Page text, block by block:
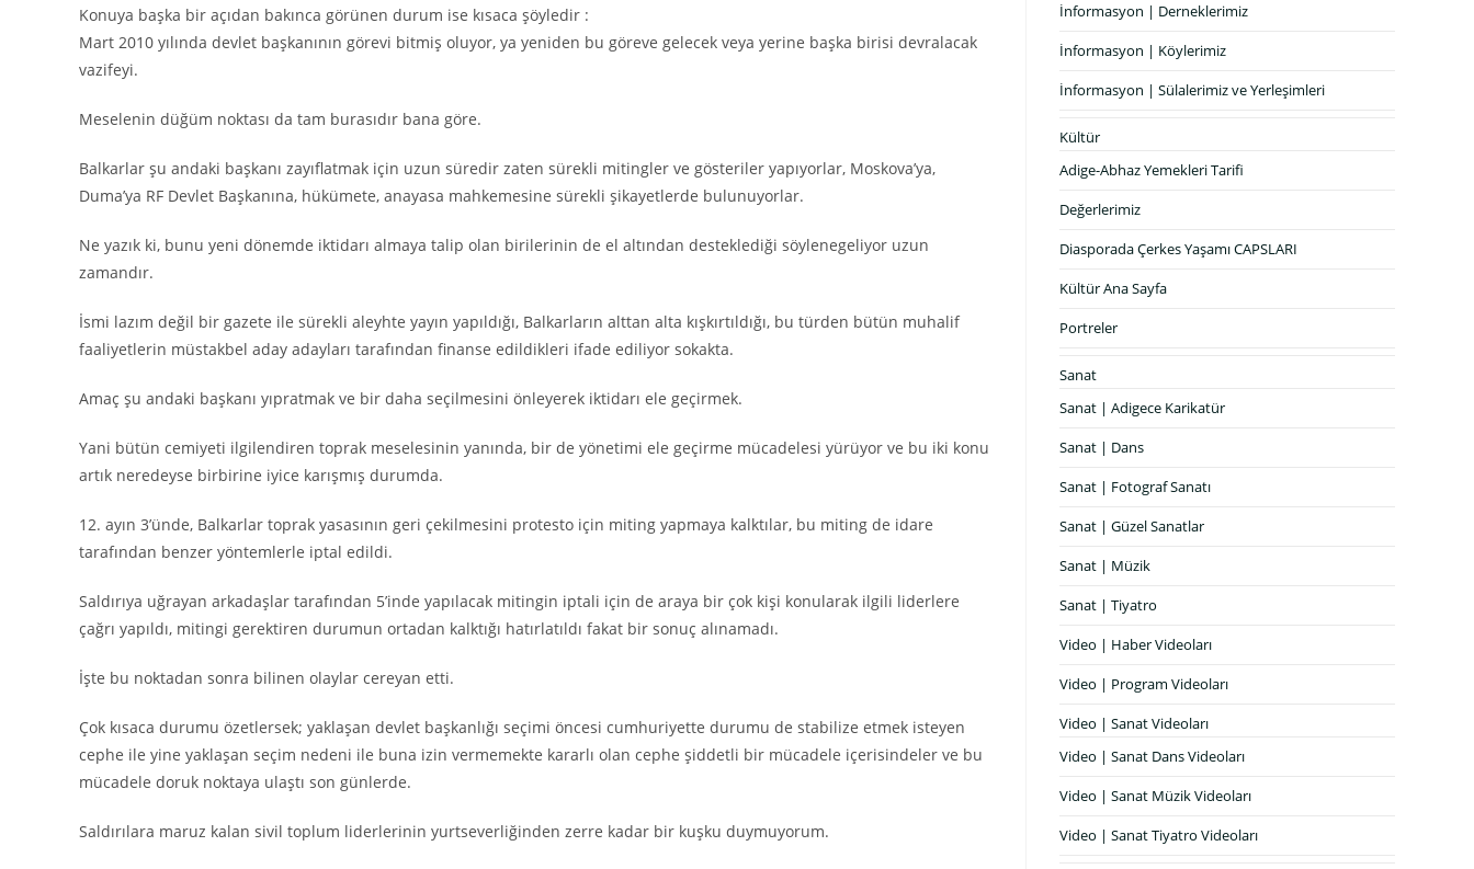
Konuya başka bir açıdan bakınca görünen durum ise kısaca şöyledir :
Mart 2010 yılında devlet başkanının görevi bitmiş oluyor, ya yeniden bu göreve gelecek veya yerine başka birisi devralacak
vazifeyi.
Meselenin düğüm noktası da tam burasıdır bana göre.
Balkarlar şu andaki başkanı zayıflatmak için uzun süredir zaten sürekli mitingler ve gösteriler yapıyorlar, Moskova’ya,
Duma’ya RF Devlet Başkanına, hükümete, anayasa mahkemesine sürekli şikayetlerde bulunuyorlar.
Ne yazık ki, bunu yeni dönemde iktidarı almaya talip olan birilerinin de el altından desteklediği söylenegeliyor uzun
zamandır.
İsmi lazım değil bir gazete ile sürekli aleyhte yayın yapıldığı, Balkarların alttan alta kışkırtıldığı, bu türden bütün muhalif
faaliyetlerin müstakbel aday adayları tarafından finanse edildikleri ifade ediliyor sokakta.
Amaç şu andaki başkanı yıpratmak ve bir daha seçilmesini önleyerek iktidarı ele geçirmek.
Yani bütün cemiyeti ilgilendiren toprak meselesinin yanında, bir de yönetimi ele geçirme mücadelesi yürüyor ve bu iki konu
artık neredeyse birbirine iyice karışmış durumda.
12. ayın 3’ünde, Balkarlar toprak yasasının geri çekilmesini protesto için miting yapmaya kalktılar, bu miting de idare
tarafından benzer yöntemlerle iptal edildi.
Saldırıya uğrayan arkadaşlar tarafından 5’inde yapılacak mitingin iptali için de araya bir çok kişi konularak ilgili liderlere
çağrı yapıldı, mitingi gerektiren durumun ortadan kalktığı hatırlatıldı fakat bir sonuç alınamadı.
İşte bu noktadan sonra bilinen olaylar cereyan etti.
Çok kısaca durumu özetlersek; yaklaşan devlet başkanlığı seçimi öncesi cumhuriyette durumu de stabilize etmek isteyen
cephe ile yine yaklaşan seçim nedeni ile buna izin vermemekte kararlı olan cephe şiddetli bir mücadele içerisindeler ve bu
mücadele doruk noktaya ulaştı son günlerde.
Saldırılara maruz kalan sivil toplum liderlerinin yurtseverliğinden zerre kadar bir kuşku duymuyorum.
İnformasyon | Derneklerimiz
İnformasyon | Köylerimiz
İnformasyon | Sülalerimiz ve Yerleşimleri
Kültür
Adige-Abhaz Yemekleri Tarifi
Değerlerimiz
Diasporada Çerkes Yaşamı CAPSLARI
Kültür Ana Sayfa
Portreler
Sanat
Sanat | Adigece Karikatür
Sanat | Dans
Sanat | Fotograf Sanatı
Sanat | Güzel Sanatlar
Sanat | Müzik
Sanat | Tiyatro
Video | Haber Videoları
Video | Program Videoları
Video | Sanat Videoları
Video | Sanat Dans Videoları
Video | Sanat Müzik Videoları
Video | Sanat Tiyatro Videoları